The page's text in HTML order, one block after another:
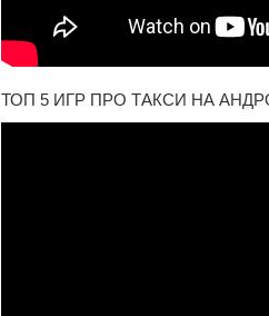
ТОП 5 ИГР ПРО ТАКСИ НА